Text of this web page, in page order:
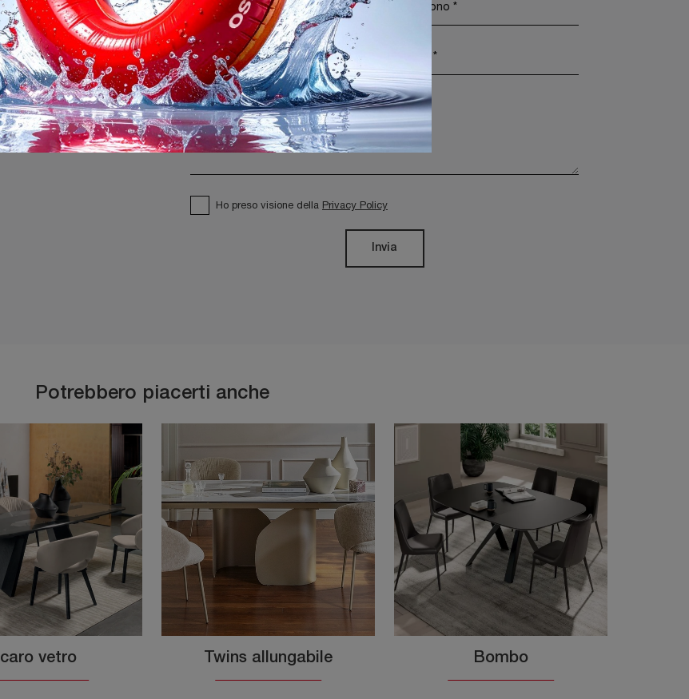
Ho preso visione della Privacy Policy
Invia
Potrebbero piacerti anche
Icaro vetro Twins allungabile Bombo